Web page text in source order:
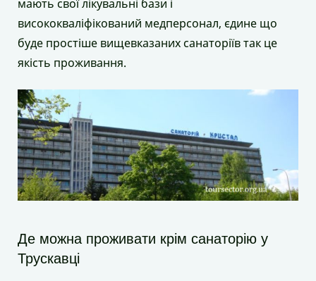
мають свої лікувальні бази і
висококваліфікований медперсонал, єдине що
буде простіше вищевказаних санаторіїв так це
якість проживання.
Де можна проживати крім санаторію у
Трускавці